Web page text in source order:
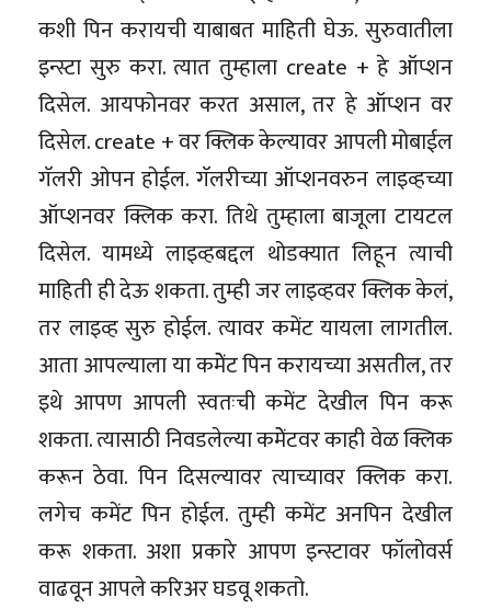
कशी पिन करायची याबाबत माहिती घेऊ. सुरुवातीला
इन्स्टा सुरु करा. त्यात तुम्हाला create + हे ऑप्शन
दिसेल. आयफोनवर करत असाल, तर हे ऑप्शन वर
दिसेल. create + वर क्लिक केल्यावर आपली मोबाईल
गॅलरी ओपन होईल. गॅलरीच्या ऑप्शनवरुन लाइव्हच्या
ऑप्शनवर क्लिक करा. तिथे तुम्हाला बाजूला टायटल
दिसेल. यामध्ये लाइव्हबद्दल थोडक्यात लिहून त्याची
माहिती ही देऊ शकता. तुम्ही जर लाइव्हवर क्लिक केलं,
तर लाइव्ह सुरु होईल. त्यावर कमेंट यायला लागतील.
आता आपल्याला या कमेेंट पिन करायच्या असतील, तर
इथे आपण आपली स्वतःची कमेंट देखील पिन करू
शकता. त्यासाठी निवडलेल्या कमेेंटवर काही वेळ क्लिक
करून ठेवा. पिन दिसल्यावर त्याच्यावर क्लिक करा.
लगेच कमेंट पिन होईल. तुम्ही कमेंट अनपिन देखील
करू शकता. अशा प्रकारे आपण इन्स्टावर फॉलोवर्स
वाढवून आपले करिअर घडवू शकतो.